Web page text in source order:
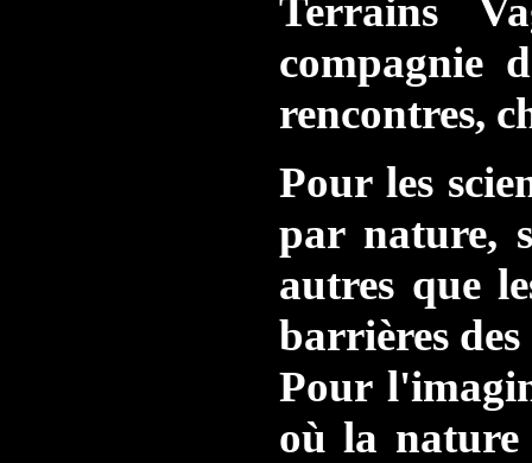
Terrains
compagnie
rencontres,
Pour les
par nature,
autres que
barrières
Pour
où la nature